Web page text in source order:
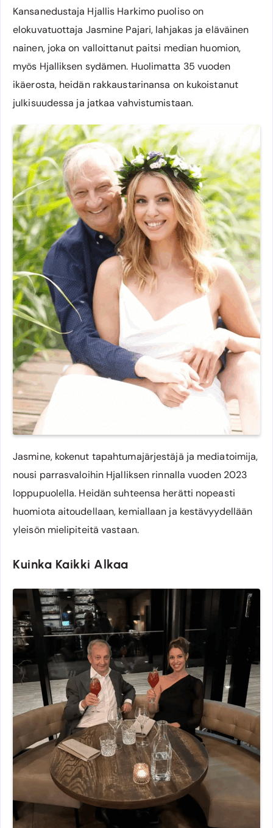
Kansanedustaja Hjallis Harkimo puoliso on
elokuvatuottaja Jasmine Pajari, lahjakas ja eläväinen
nainen, joka on valloittanut paitsi median huomion,
myös Hjalliksen sydämen. Huolimatta 35 vuoden
ikäerosta, heidän rakkaustarinansa on kukoistanut
julkisuudessa ja jatkaa vahvistumistaan.
Jasmine, kokenut tapahtumajärjestäjä ja mediatoimija,
nousi parrasvaloihin Hjalliksen rinnalla vuoden 2023
loppupuolella. Heidän suhteensa herätti nopeasti
huomiota aitoudellaan, kemiallaan ja kestävyydellään
yleisön mielipiteitä vastaan.
Kuinka Kaikki Alkaa